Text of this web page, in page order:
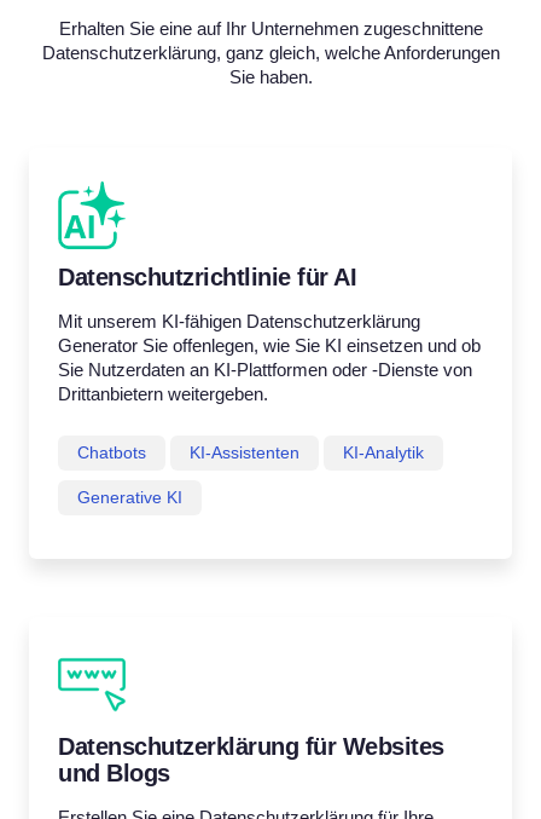
Erhalten Sie eine auf Ihr Unternehmen zugeschnittene
Datenschutzerklärung, ganz gleich, welche Anforderungen
Sie haben.
Datenschutzrichtlinie für AI
Mit unserem KI-fähigen Datenschutzerklärung
Generator Sie offenlegen, wie Sie KI einsetzen und ob
Sie Nutzerdaten an KI-Plattformen oder -Dienste von
Drittanbietern weitergeben.
Chatbots KI-Assistenten KI-Analytik
Generative KI
Datenschutzerklärung für Websites
und Blogs